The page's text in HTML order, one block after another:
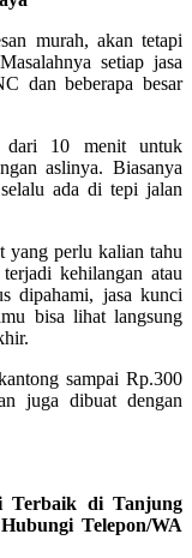
murah, akan tetapi
setiap jasa
dan beberapa besar
dari 10 menit untuk
aslinya. Biasanya
ada di tepi jalan
yang perlu kalian tahu
kehilangan atau
dipahami, jasa kunci
bisa lihat langsung
sampai Rp.300
juga dibuat dengan
Terbaik di Tanjung
Telepon/WA